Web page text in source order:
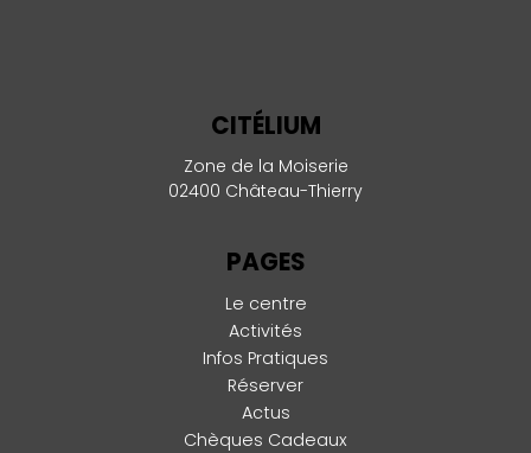
CITÉLIUM
Zone de la Moiserie
02400 Château-Thierry
PAGES
Le centre
Activités
Infos Pratiques
Réserver
Actus
Chèques Cadeaux